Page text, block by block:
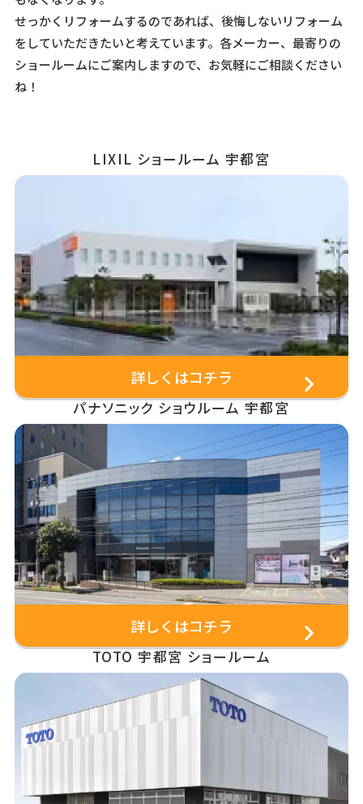
せっかくリフォームするのであれば、後悔しないリフォーム
をしていただきたいと考えています。各メーカー、最寄りの
ショールームにご案内しますので、お気軽にご相談ください
ね！
LIXIL ショールーム 宇都宮
詳しくはコチラ
パナソニック ショウルーム 宇都宮
詳しくはコチラ
TOTO 宇都宮 ショールーム